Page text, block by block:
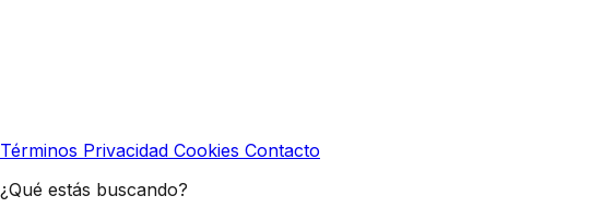
Términos Privacidad Cookies Contacto
¿Qué estás buscando?